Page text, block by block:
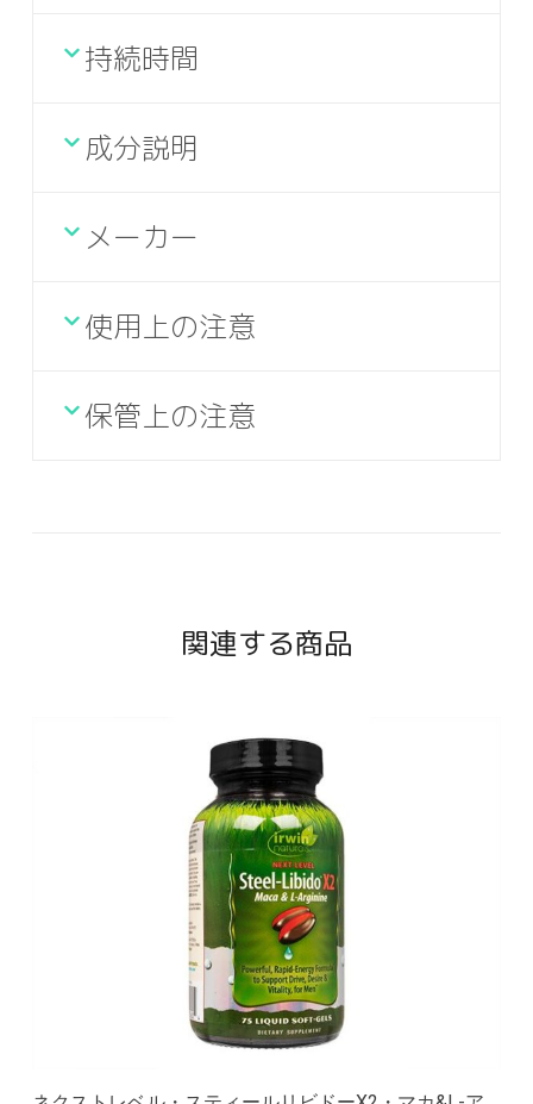
持続時間
成分説明
メーカー
使用上の注意
保管上の注意
関連する商品